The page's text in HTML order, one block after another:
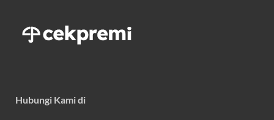
Hubungi Kami di